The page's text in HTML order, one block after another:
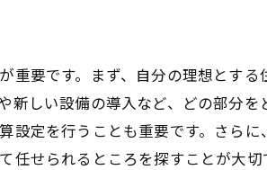
リビング・ダイニングの開放的な
プライバシーを守る個室の配置
ワークスペースの新設や改善のポイ
重要です。まず、自分の理想とす
新しい設備の導入など、どの部分
設定を行うことも重要です。さら
任せられるところを探すことが大